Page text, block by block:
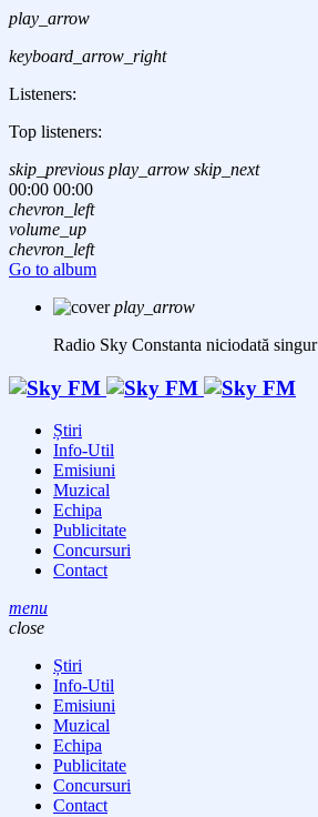
play_arrow
keyboard_arrow_right
Listeners:
Top listeners:
skip_previous play_arrow skip_next
00:00 00:00
chevron_left
volume_up
chevron_left
Go to album
play_arrow
Radio Sky Constanta niciodată singur
Știri
Info-Util
Emisiuni
Muzical
Echipa
Publicitate
Concursuri
Contact
menu
close
Știri
Info-Util
Emisiuni
Muzical
Echipa
Publicitate
Concursuri
Contact